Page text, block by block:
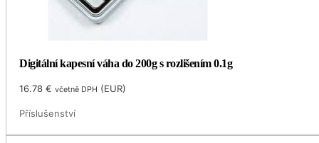
Digitální kapesní váha do 200g s rozlišením 0.1g
16.78€ včetně DPH (EUR)
Příslušenství